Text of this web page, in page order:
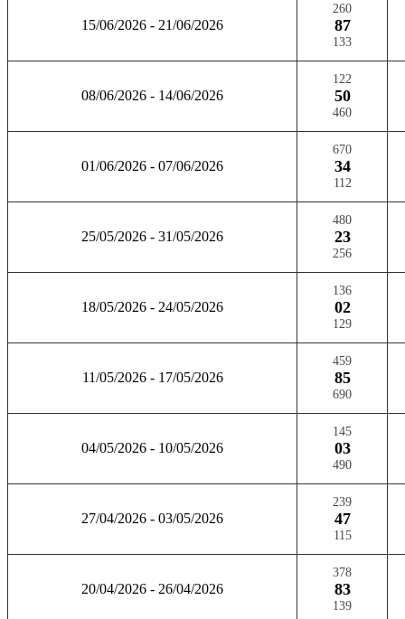
15/06/2026 - 21/06/2026
260
87
133
08/06/2026 - 14/06/2026
122
50
460
01/06/2026 - 07/06/2026
670
34
112
25/05/2026 - 31/05/2026
480
23
256
18/05/2026 - 24/05/2026
136
02
129
11/05/2026 - 17/05/2026
459
85
690
04/05/2026 - 10/05/2026
145
03
490
27/04/2026 - 03/05/2026
239
47
115
20/04/2026 - 26/04/2026
378
83
139